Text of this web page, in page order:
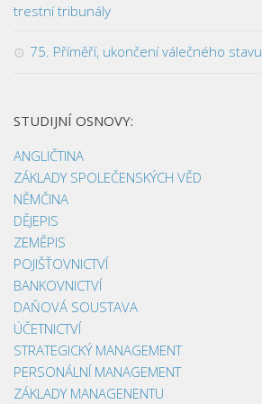
trestní tribunály
75. Příměří, ukončení válečného stavu
STUDIJNÍ OSNOVY:
ANGLIČTINA
ZÁKLADY SPOLEČENSKÝCH VĚD
NĚMČINA
DĚJEPIS
ZEMĚPIS
POJIŠŤOVNICTVÍ
BANKOVNICTVÍ
DAŇOVÁ SOUSTAVA
ÚČETNICTVÍ
STRATEGICKÝ MANAGEMENT
PERSONÁLNÍ MANAGEMENT
ZÁKLADY MANAGENENTU